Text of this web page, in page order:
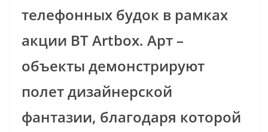
телефонных будок в рамках
акции BT Artbox. Арт –
объекты демонстрируют
полет дизайнерской
фантазии, благодаря которой